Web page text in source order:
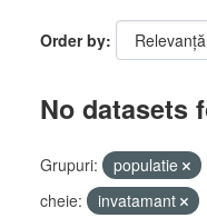
Order by
No datasets
Grupuri: populatie
cheie:
invatamant